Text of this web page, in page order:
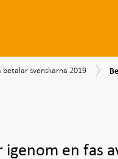
betalar svenskarna 2019
igenom en fas